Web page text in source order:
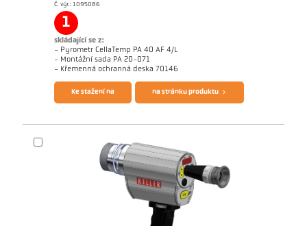
Č. výr.: 1095086
1
skládající se z:
- Pyrometr CellaTemp PA 40 AF 4/L
- Montážní sada PA 20-071
- Křemenná ochranná deska 70146
Brožura CellaTemp PA Rozměrový výkres PA 40-K008
Ke stažení na na stránku produktu